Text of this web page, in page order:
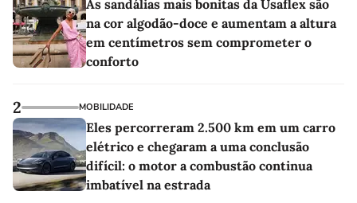
As sandálias mais bonitas da Usaflex são
na cor algodão-doce e aumentam a altura
em centímetros sem comprometer o
conforto
2 MOBILIDADE
Eles percorreram 2.500 km em um carro
elétrico e chegaram a uma conclusão
difícil: o motor a combustão continua
imbatível na estrada